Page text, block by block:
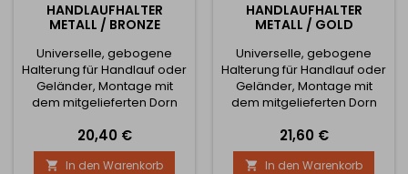
HANDLAUFHALTER
METALL / BRONZE
Universelle, gebogene
Halterung für Handlauf oder
Geländer, Montage mit
dem mitgelieferten Dorn
Preis
20,40 €
 In den Warenkorb
HANDLAUFHALTER
METALL / GOLD
Universelle, gebogene
Halterung für Handlauf oder
Geländer, Montage mit
dem mitgelieferten Dorn
Preis
21,60 €
 In den Warenkorb